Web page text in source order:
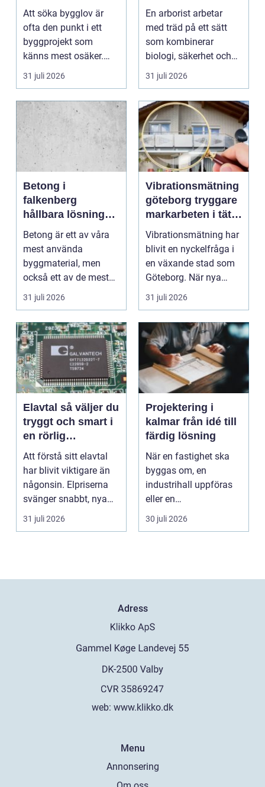
processen från idé
till godkänt beslut
Att söka bygglov är
ofta den punkt i ett
byggprojekt som
känns mest osäker.
Frågorna hopar sig:
31 juli 2026
och friska träd
En arborist arbetar
med träd på ett sätt
som kombinerar
biologi, säkerhet och
hantverk. I en stad so...
31 juli 2026
Betong i
falkenberg
hållbara lösningar
för grund, golv
och utemiljö
Betong är ett av våra
mest använda
byggmaterial, men
också ett av de mest
missförstådda. Många
31 juli 2026
Vibrationsmätning
göteborg tryggare
markarbeten i tät
stadsmiljö
Vibrationsmätning har
blivit en nyckelfråga i
en växande stad som
Göteborg. När nya
bostäder, broar,...
31 juli 2026
Elavtal så väljer du
tryggt och smart i
en rörlig
elmarknad
Att förstå sitt elavtal
har blivit viktigare än
någonsin. Elpriserna
svänger snabbt, nya
typer av av...
31 juli 2026
Projektering i
kalmar från idé till
färdig lösning
När en fastighet ska
byggas om, en
industrihall uppföras
eller en
lantbruksanläggning
30 juli 2026
Adress
web: www.klikko.dk
Menu
Annonsering